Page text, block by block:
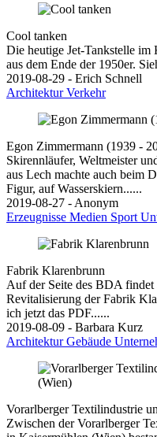
Cool tanken
Die heutige Jet-Tankstelle im
aus dem Ende der 1950er.
2019-08-29 - Erich Schnell
ArchitekturVerkehr
Egon Zimmermann (1939 -
Skirennläufer, Weltmeister
aus Lech machte auch beim
Figur, auf Wasserskiern......
2019-08-27 - Anonym
Erzeugnisse Medien Sport
Fabrik Klarenbrunn
Auf der Seite des BDA
Revitalisierung der Fabrik
ich jetzt das PDF......
2019-08-09 - Barbara Kurz
ArchitekturGebäude
Vorarlberger Textilindustrie
Zwischen der Vorarlberger